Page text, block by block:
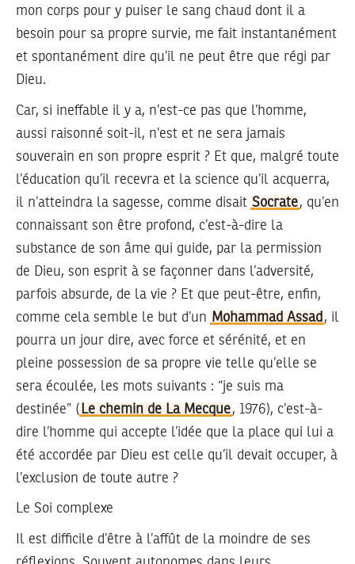
mon corps pour y puiser le sang chaud dont il a
besoin pour sa propre survie, me fait instantanément
et spontanément dire qu’il ne peut être que régi par
Dieu.
Car, si ineffable il y a, n’est-ce pas que l’homme,
aussi raisonné soit-il, n’est et ne sera jamais
souverain en son propre esprit ? Et que, malgré toute
l’éducation qu’il recevra et la science qu’il acquerra,
il n’atteindra la sagesse, comme disait Socrate, qu’en
connaissant son être profond, c’est-à-dire la
substance de son âme qui guide, par la permission
de Dieu, son esprit à se façonner dans l’adversité,
parfois absurde, de la vie ? Et que peut-être, enfin,
comme cela semble le but d’un Mohammad Assad , il
pourra un jour dire, avec force et sérénité, et en
pleine possession de sa propre vie telle qu’elle se
sera écoulée, les mots suivants : “je suis ma
destinée” ( Le chemin de La Mecque, 1976), c’est-à-
dire l’homme qui accepte l’idée que la place qui lui a
été accordée par Dieu est celle qu’il devait occuper, à
l’exclusion de toute autre ?
Le Soi complexe
Il est difficile d’être à l’affût de la moindre de ses